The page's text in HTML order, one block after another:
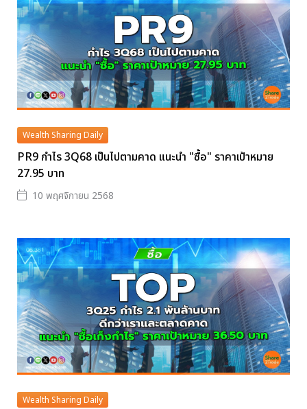
Wealth Sharing Daily
PR9 กำไร 3Q68 เป็นไปตามคาด แนะนำ "ซื้อ" ราคาเป้าหมาย
27.95 บาท
10 พฤศจิกายน 2568
Wealth Sharing Daily